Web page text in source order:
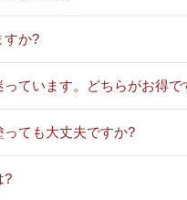
すか?
ています。どちらがお得で
ても大丈夫ですか?
?